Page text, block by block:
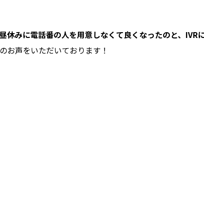
みに電話番の人を用意しなくて良くなったのと、IVR
お声をいただいております！